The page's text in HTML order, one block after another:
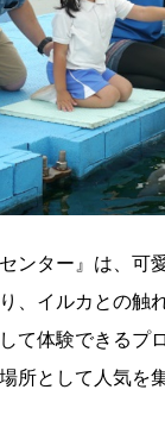
ンター』は、可
、イルカとの触
て体験できるプ
所として人気を